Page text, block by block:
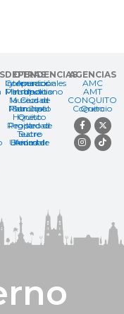
OTRAS DEPENDENCIAS
Cooperación y Asuntos Internacionales
Instituto Metropolitano de Patrimonio
Museos de la Ciudad
Patronato Municipal San José
Quito Honesto
Registro de la Propiedad
Teatro Sucre
Unidad de Bienestar Animal
AGENCIAS
AMC
AMT
CONQUITO
Quito Comercio